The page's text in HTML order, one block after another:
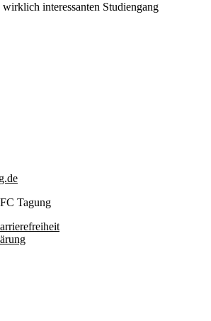
interessanten Studiengang
Tagung